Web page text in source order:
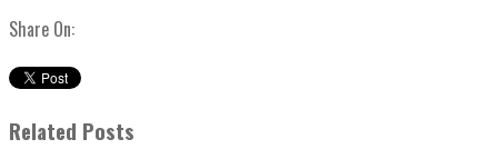
Share On:
Related Posts